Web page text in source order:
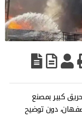
حريق كبير بمصنع
دون توضيح